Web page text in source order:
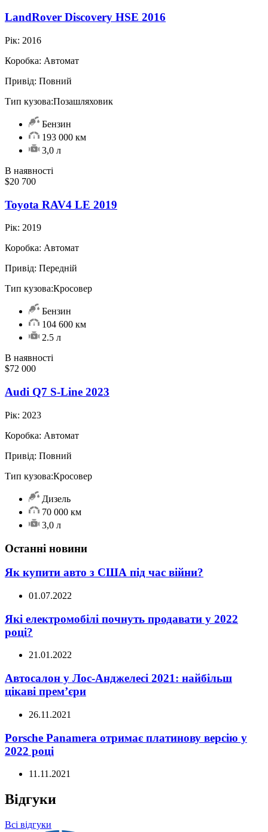
LandRover Discovery HSE 2016
Рік: 2016
Коробка: Автомат
Привід: Повний
Тип кузова:Позашляховик
Бензин
193 000 км
3,0 л
В наявності
$20 700
Toyota RAV4 LE 2019
Рік: 2019
Коробка: Автомат
Привід: Передній
Тип кузова:Кросовер
Бензин
104 600 км
2.5 л
В наявності
$72 000
Audi Q7 S-Line 2023
Рік: 2023
Коробка: Автомат
Привід: Повний
Тип кузова:Кросовер
Дизель
70 000 км
3,0 л
Останні новини
Як купити авто з США під час війни?
01.07.2022
Які електромобілі почнуть продавати у 2022
році?
21.01.2022
Автосалон у Лос-Анджелесі 2021: найбільш
цікаві прем’єри
26.11.2021
Porsche Panamera отримає платинову версію у
2022 році
11.11.2021
Відгуки
Всі відгуки